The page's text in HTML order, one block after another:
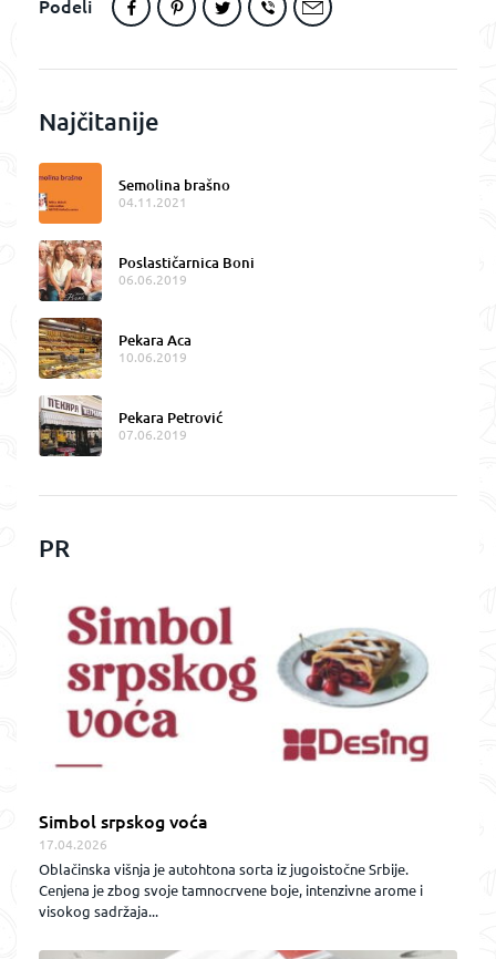
Podeli
Najčitanije
Semolina brašno
04.11.2021
Poslastičarnica Boni
06.06.2019
Pekara Aca
10.06.2019
Pekara Petrović
07.06.2019
PR
Simbol srpskog voća
17.04.2026
Oblačinska višnja je autohtona sorta iz jugoistočne Srbije.
Cenjena je zbog svoje tamnocrvene boje, intenzivne arome i
visokog sadržaja...